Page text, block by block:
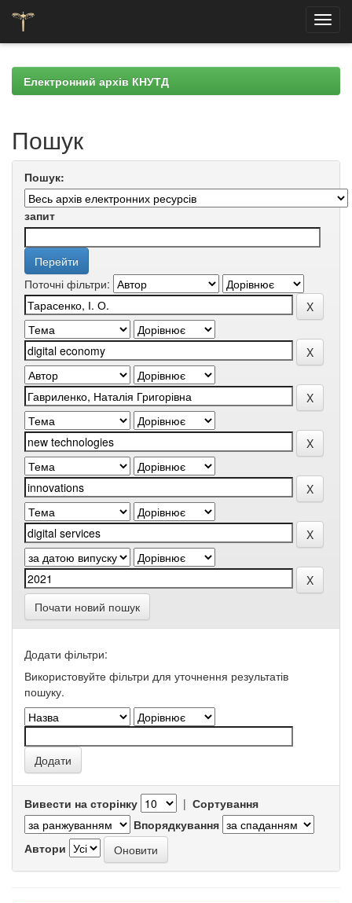
navigationЕлектронний архів КНУТД
Пошук
Пошук:
запит
Поточні фільтри:
Почати новий пошук
Додати фільтри:
Використовуйте фільтри для уточнення результатів
пошуку.
Вивести на сторінку | Сортування
Впорядкування
Автори